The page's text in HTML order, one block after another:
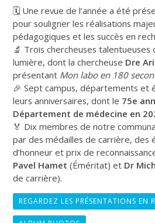
🗓️ Une revue de l’année a été
pour souligner les réalisations
pédagogiques et les succès en
🔬 Trois chercheuses talentueuses
lumière, dont la chercheuse Dre
présentant Mon labo en 180
🎉 Sept campus, départements et
leurs anniversaires, dont le 75e
Département de médecine en
🏅 Dix membres de notre
par des médailles de carrière, des
d’honneur et prix de
Pavel Hamet (Éméritat) et Dr
de carrière).
REGARDEZ LES PRÉSENTATIONS EN